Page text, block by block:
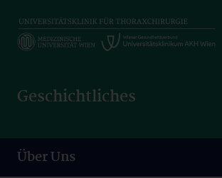
main
Geschichtliches
Über Uns